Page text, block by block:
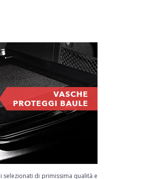
selezionati di primissima qualità e